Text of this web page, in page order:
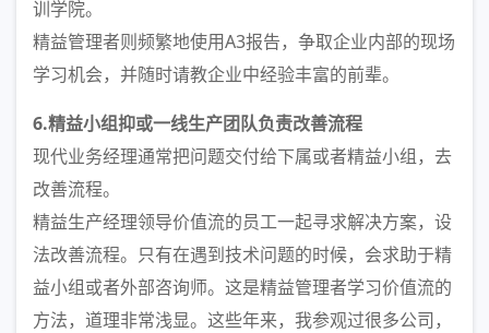
训学院。
精益管理者则频繁地使用A3报告，争取企业内部的现场
学习机会，并随时请教企业中经验丰富的前辈。
6.精益小组抑或一线生产团队负责改善流程
现代业务经理通常把问题交付给下属或者精益小组，去
改善流程。
精益生产经理领导价值流的员工一起寻求解决方案，设
法改善流程。只有在遇到技术问题的时候，会求助于精
益小组或者外部咨询师。这是精益管理者学习价值流的
方法，道理非常浅显。这些年来，我参观过很多公司，